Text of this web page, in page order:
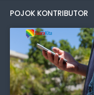
POJOK KONTRIBUTOR